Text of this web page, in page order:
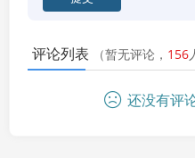
评论列表 （暂无评论， 156
还没有评